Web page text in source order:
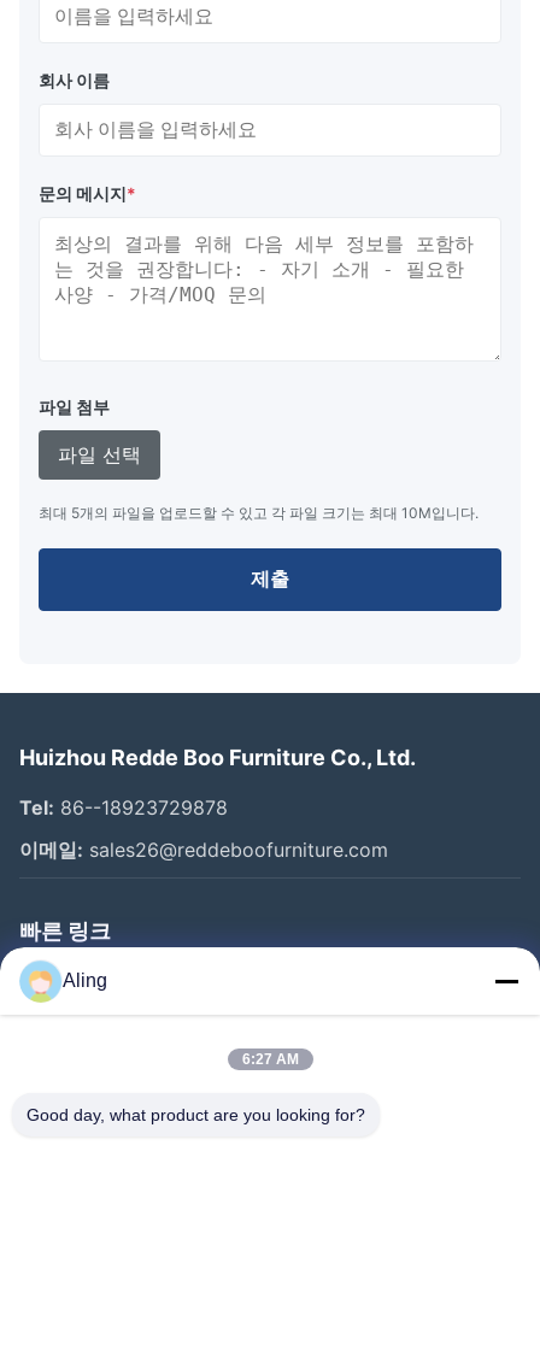
회사 이름
문의 메시지*
파일 첨부
파일 선택
최대 5개의 파일을 업로드할 수 있고 각 파일 크기는 최대 10M입니다.
제출
Huizhou Redde Boo Furniture Co., Ltd.
Tel: 86--18923729878
이메일: sales26@reddeboofurniture.com
빠른 링크
홈
제품 소개
회사 소개
Aling
6:27 AM
Good day, what product are you looking for?